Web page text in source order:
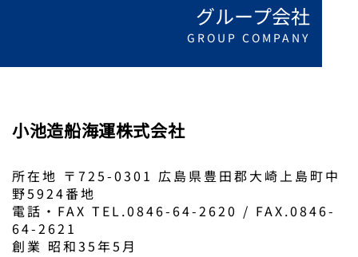
グループ会社
GROUP COMPANY
小池造船海運株式会社
所在地 〒725-0301 広島県豊田郡大崎上島町中
野5924番地
電話・FAX TEL.0846-64-2620 / FAX.0846-
64-2621
創業 昭和35年5月